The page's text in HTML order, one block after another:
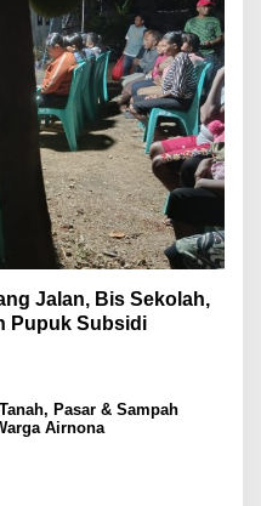
Jalan, Bis Sekolah,
Pupuk Subsidi
Pasar & Sampah
Airnona